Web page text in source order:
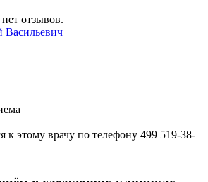
отзывов.
Васильевич
к этому врачу по телефону 499 519-38-